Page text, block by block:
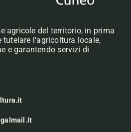
agricole del territorio, in prima
l’agricoltura locale,
e garantendo servizi di